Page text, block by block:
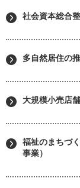
社会資本総合
多自然居住の
大規模小売店
福祉のまちづ
事業）